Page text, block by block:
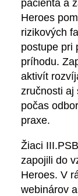
pacienta a
Heroes
rizikových
postupe pri
príhodu.
aktivít
zručnosti aj
počas
Žiaci
zapojili do
Heroes. V
webinárov